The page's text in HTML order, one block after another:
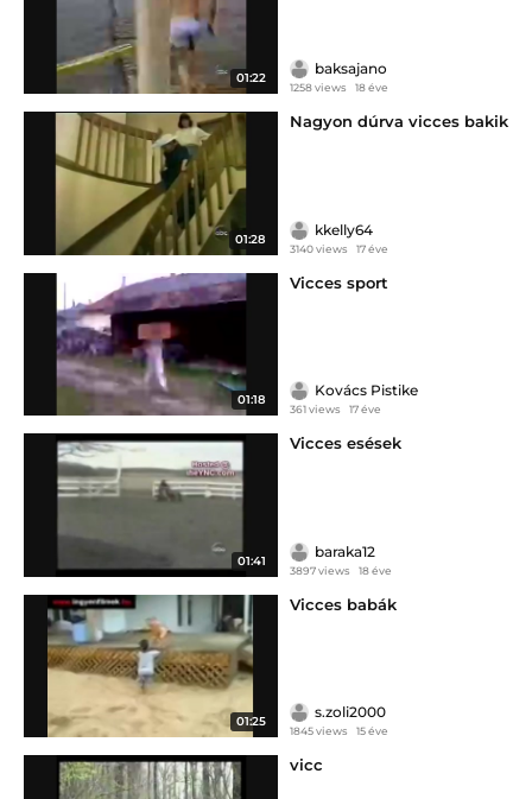
01:22
baksajano
1258 views 18 éve
01:28
Nagyon dúrva vicces bakik
kkelly64
3140 views 17 éve
01:18
Vicces sport
Kovács Pistike
361 views 17 éve
01:41
Vicces esések
baraka12
3897 views 18 éve
01:25
Vicces babák
s.zoli2000
1845 views 15 éve
vicc